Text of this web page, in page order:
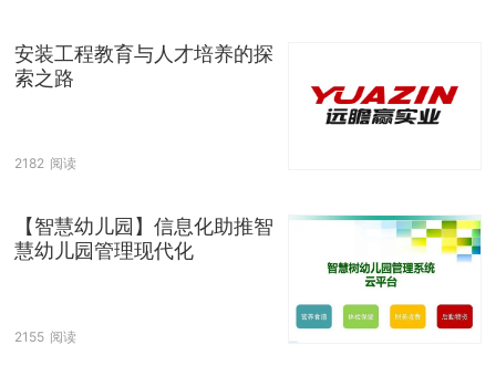
安装工程教育与人才培养的探
索之路
2182 阅读
【智慧幼儿园】信息化助推智
慧幼儿园管理现代化
2155 阅读